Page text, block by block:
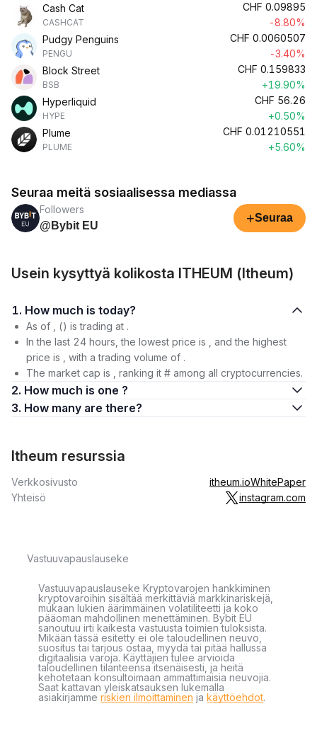
Cash Cat
CASHCAT
CHF 0.09895
-8.80%
Pudgy Penguins
PENGU
CHF 0.0060507
-3.40%
Block Street
BSB
CHF 0.159833
+19.90%
Hyperliquid
HYPE
CHF 56.26
+0.50%
Plume
PLUME
CHF 0.01210551
+5.60%
Seuraa meitä sosiaalisessa mediassa
Followers
@Bybit EU
+Seuraa
Usein kysyttyä kolikosta ITHEUM (Itheum)
1. How much is today?
As of , () is trading at .
In the last 24 hours, the lowest price is , and the highest
price is , with a trading volume of .
The market cap is , ranking it # among all cryptocurrencies.
2. How much is one ?
3. How many are there?
Itheum resurssia
Verkkosivusto itheum.ioWhitePaper
Yhteisö
instagram.com
Vastuuvapauslauseke
Vastuuvapauslauseke Kryptovarojen hankkiminen
kryptovaroihin sisältää merkittäviä markkinariskejä,
mukaan lukien äärimmäinen volatiliteetti ja koko
pääoman mahdollinen menettäminen. Bybit EU
sanoutuu irti kaikesta vastuusta toimien tuloksista.
Mikään tässä esitetty ei ole taloudellinen neuvo,
suositus tai tarjous ostaa, myydä tai pitää hallussa
digitaalisia varoja. Käyttäjien tulee arvioida
taloudellinen tilanteensa itsenäisesti, ja heitä
kehotetaan konsultoimaan ammattimaisia neuvojia.
Saat kattavan yleiskatsauksen lukemalla
asiakirjamme riskien ilmoittaminen ja käyttöehdot.